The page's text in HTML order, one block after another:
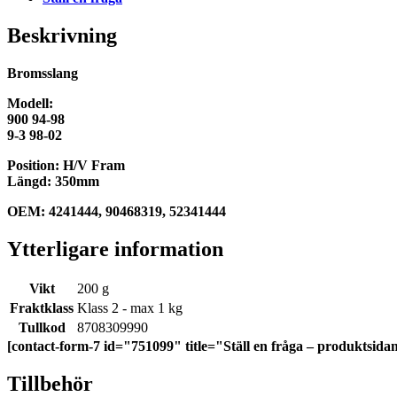
Beskrivning
Bromsslang
Modell:
900 94-98
9-3 98-02
Position: H/V Fram
Längd: 350mm
OEM: 4241444, 90468319, 52341444
Ytterligare information
Vikt
200 g
Fraktklass Klass 2 - max 1 kg
Tullkod
8708309990
[contact-form-7 id="751099" title="Ställ en fråga –
Tillbehör